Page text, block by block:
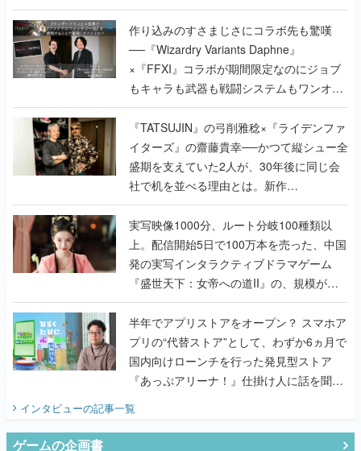
作り込みのすさまじさにコラボ先も驚嘆
──『Wizardry Variants Daphne』
×『FFXI』コラボが期間限定なのにジョブ
もキャラも武器も戦闘システムもワンオフ
で作り込まれた理由を両ディレクターに聞
く
『TATSUJIN』の弓削雅稔×『ライデンファ
イターズ』の齋藤貴幸──かつて縦シュー全
盛期を支えていた2人が、30年後に同じ会
社で机を並べる理由とは。新作
『TATSUJIN EXTREME』で初タッグを組
んだレジェンド2人に訊く開発秘話
実写映像1000分、ルート分岐100種類以
上。配信開始5日で100万本を売った、中国
発の実写インタラクティブドラマゲーム
『盛世天下：女帝への道II』の、規模が違
うこだわりをプロデューサーに聞いた
半年でアプリストアをオープン？ スマホア
プリの“代替ストア”として、わずか6ヵ月で
国内向けローンチを行った発見型ストア
『あっぷアリーナ！』仕掛け人に話を聞い
てみた
インタビューの記事一覧
ゲームの企画書